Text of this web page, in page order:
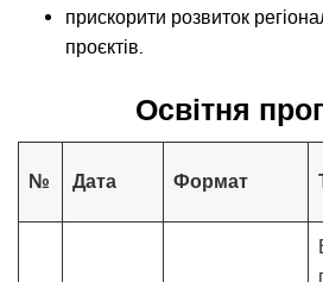
прискорити розвиток
проєктів.
Освітня
№ Дата Формат